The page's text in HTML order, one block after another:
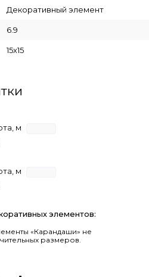
Декоративный элемент
6.9
15x15
м
м
элементов:
«Карандаши» не
размеров.